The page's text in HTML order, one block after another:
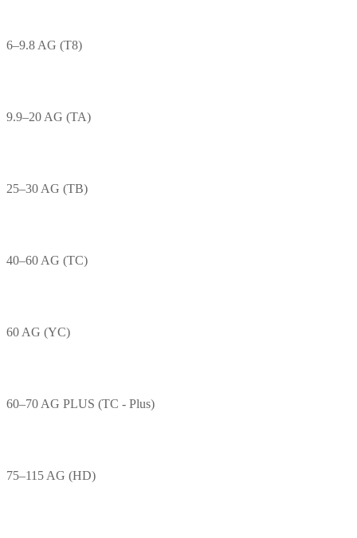
6–9.8 AG (T8)
9.9–20 AG (TA)
25–30 AG (TB)
40–60 AG (TC)
60 AG (YC)
60–70 AG PLUS (TC - Plus)
75–115 AG (HD)